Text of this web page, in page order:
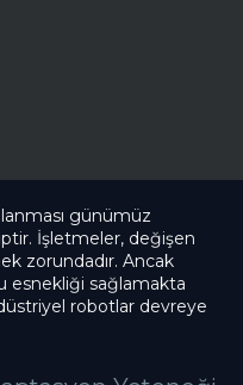
günümüz
İşletmeler, değişen
zorundadır. Ancak
esnekliği sağlamakta
robotlar devreye